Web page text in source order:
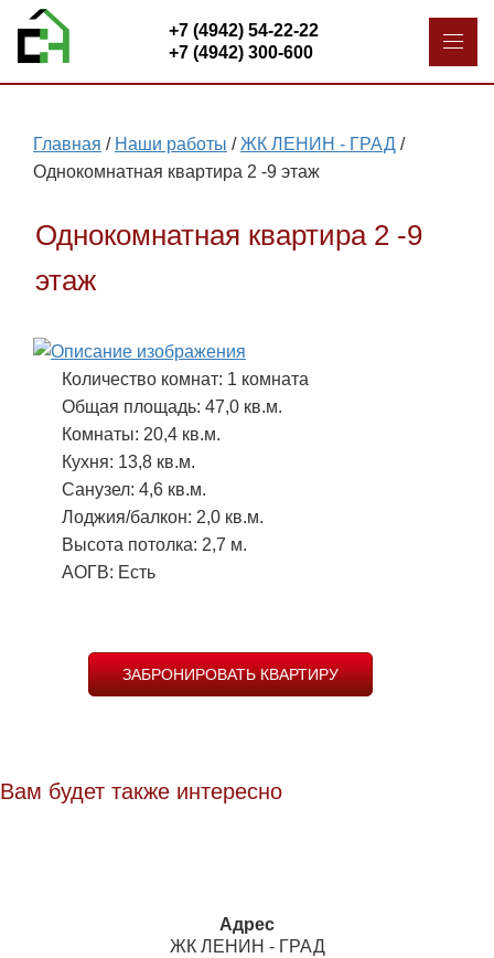
+7 (4942) 54-22-22
+7 (4942) 300-600
Главная / Наши работы /ЖК ЛЕНИН - ГРАД /
Однокомнатная квартира 2 -9 этаж
Однокомнатная квартира 2 -9
этаж
Количество комнат: 1 комната
Общая площадь: 47,0 кв.м.
Комнаты: 20,4 кв.м.
Кухня: 13,8 кв.м.
Санузел: 4,6 кв.м.
Лоджия/балкон: 2,0 кв.м.
Высота потолка: 2,7 м.
АОГВ: Есть
ЗАБРОНИРОВАТЬ КВАРТИРУ
Вам будет также интересно
Адрес
ЖК ЛЕНИН - ГРАД